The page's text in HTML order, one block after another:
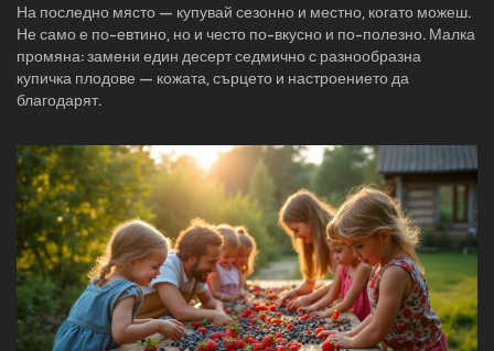
На последно място — купувай сезонно и местно, когато можеш.
Не само е по-евтино, но и често по-вкусно и по-полезно. Малка
промяна: замени един десерт седмично с разнообразна
купичка плодове — кожата, сърцето и настроението да
благодарят.